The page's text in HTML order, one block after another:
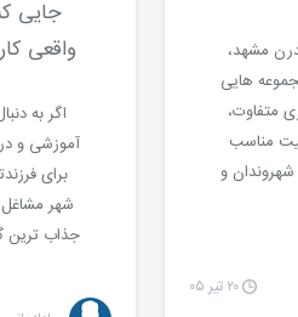
مشهد،
هایی
متفاوت،
مناسب
و
۲۰ تیر ۰۵
جایی
واقعی
اگر به
آموزشی و
برای
شهر
جذاب ترین